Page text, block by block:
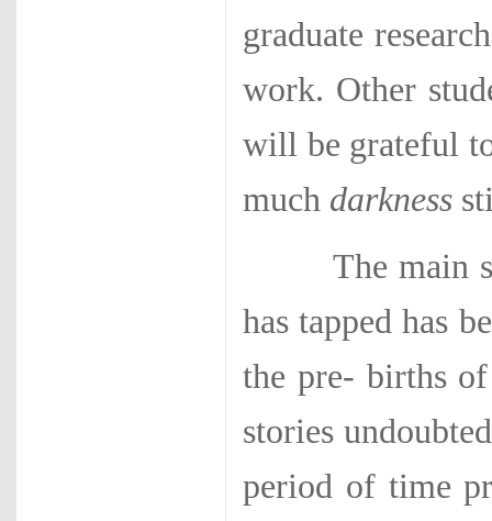
graduate
work. Other
will be grateful
much darkness
The main
has tapped has
the pre- births
stories
period of time